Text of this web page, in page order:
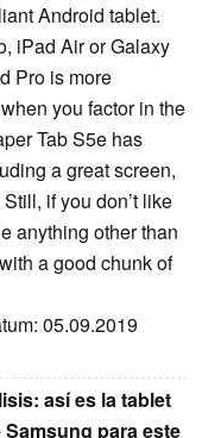
Android tablet.
iPad Air or Galaxy
Pro is more
you factor in the
Tab S5e has
a great screen,
if you don’t like
anything other than
a good chunk of
05.09.2019
así es la tablet
para este